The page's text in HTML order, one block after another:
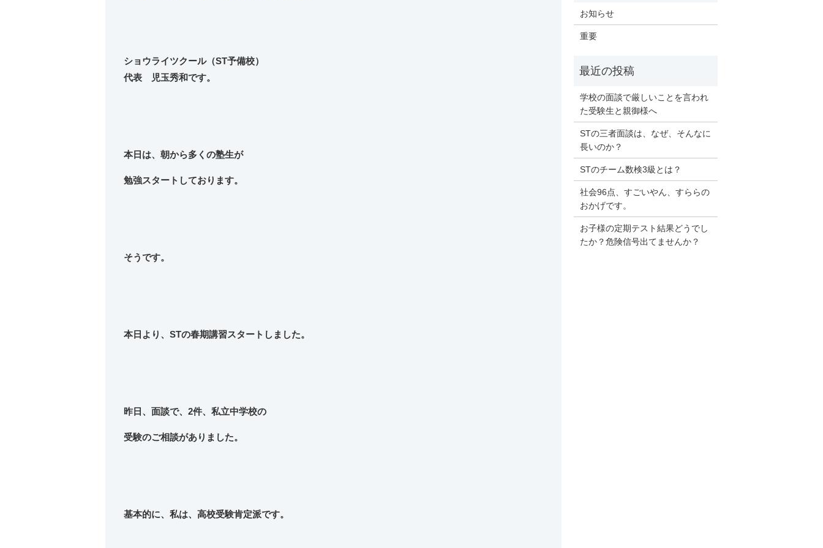
ショウライツクール（ST予備校）
代表 児玉秀和です。
本日は、朝から多くの塾生が
勉強スタートしております。
そうです。
本日より、STの春期講習スタートしました。
昨日、面談で、2件、私立中学校の
受験のご相談がありました。
基本的に、私は、高校受験肯定派です。
お知らせ
重要
学校の面談で厳しいことを言われ
た受験生と親御様へ
STの三者面談は、なぜ、そんなに
長いのか？
STのチーム数検3級とは？
社会96点、すごいやん、すららの
おかげです。
お子様の定期テスト結果どうでし
たか？危険信号出てませんか？